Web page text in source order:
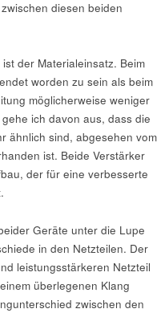
diesen beiden
der Materialeinsatz. Beim
worden zu sein als beim
möglicherweise weniger
ich davon aus, dass die
ähnlich sind, abgesehen vom
ist. Beide Verstärker
der für eine verbesserte
Geräte unter die Lupe
in den Netzteilen. Der
leistungsstärkeren Netzteil
überlegenen Klang
zwischen den